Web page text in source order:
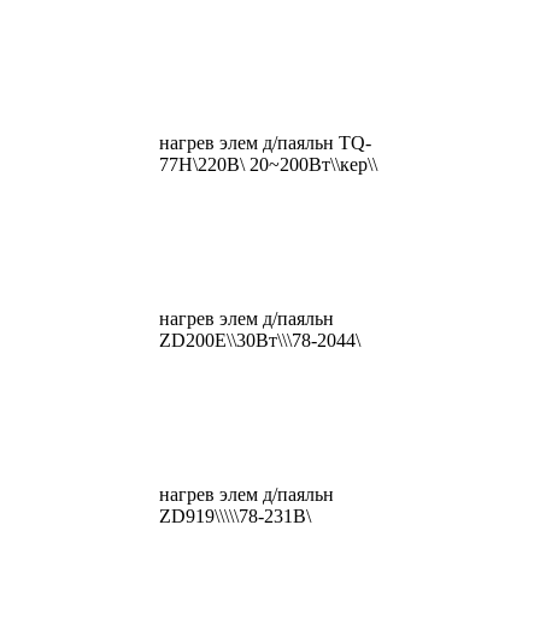
нагрев элем д/паяльн TQ-
77H\220В\ 20~200Вт\\кер\\
нагрев элем д/паяльн
ZD200E\\30Вт\\\78-2044\
нагрев элем д/паяльн
ZD919\\\\\78-231B\